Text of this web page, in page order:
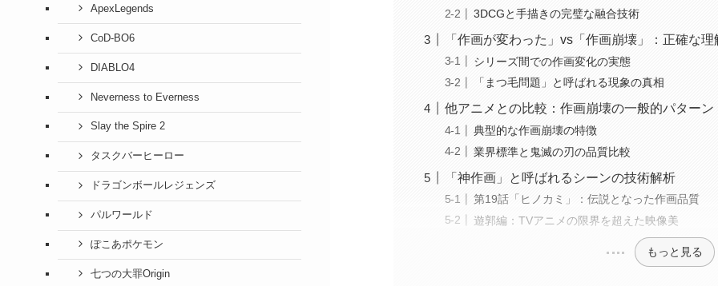
3DCGと手描きの完璧な融合技術
「作画が変わった」vs「作画崩壊」：正確な理
シリーズ間での作画変化の実態
「まつ毛問題」と呼ばれる現象の真相
他アニメとの比較：作画崩壊の一般的パターン
典型的な作画崩壊の特徴
業界標準と鬼滅の刃の品質比較
「神作画」と呼ばれるシーンの技術解析
第19話「ヒノカミ」：伝説となった作画品質
遊郭編：TVアニメの限界を超えた映像美
もっと見る
ApexLegends
CoD-BO6
DIABLO4
Neverness to Everness
Slay the Spire 2
タスクバーヒーロー
ドラゴンボールレジェンズ
パルワールド
ぽこあポケモン
七つの大罪Origin